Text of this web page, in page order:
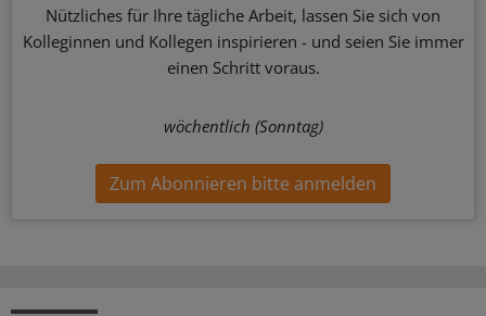
Nützliches für Ihre tägliche Arbeit, lassen Sie sich von
Kolleginnen und Kollegen inspirieren - und seien Sie immer
einen Schritt voraus.
wöchentlich (Sonntag)
Zum Abonnieren bitte anmelden